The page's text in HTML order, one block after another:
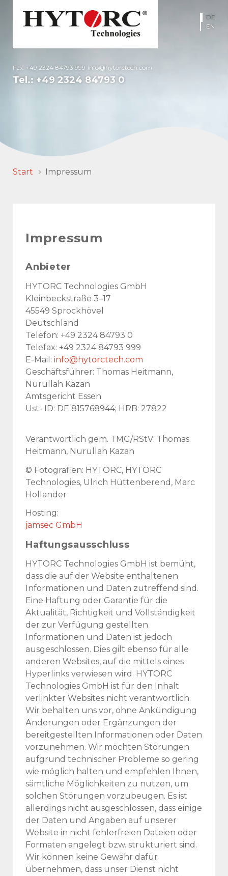
Fax: +49 2324 84793 999 info@hytorctech.com
Tel.: +49 2324 84793 0
DE
EN
Start Impressum
Impressum
Anbieter
HYTORC Technologies GmbH
Kleinbeckstraße 3–17
45549 Sprockhövel
Deutschland
Telefon: +49 2324 84793 0
Telefax: +49 2324 84793 999
E-Mail: info@hytorctech.com
Geschäftsführer: Thomas Heitmann,
Nurullah Kazan
Amtsgericht Essen
Ust- ID: DE 815768944; HRB: 27822
Verantwortlich gem. TMG/RStV: Thomas
Heitmann, Nurullah Kazan
© Fotografien: HYTORC, HYTORC
Technologies, Ulrich Hüttenberend, Marc
Hollander
Hosting:
jamsec GmbH
Haftungsausschluss
HYTORC Technologies GmbH ist bemüht,
dass die auf der Website enthaltenen
Informationen und Daten zutreffend sind.
Eine Haftung oder Garantie für die
Aktualität, Richtigkeit und Vollständigkeit
der zur Verfügung gestellten
Informationen und Daten ist jedoch
ausgeschlossen. Dies gilt ebenso für alle
anderen Websites, auf die mittels eines
Hyperlinks verwiesen wird. HYTORC
Technologies GmbH ist für den Inhalt
verlinkter Websites nicht verantwortlich.
Wir behalten uns vor, ohne Ankündigung
Änderungen oder Ergänzungen der
bereitgestellten Informationen oder Daten
vorzunehmen. Wir möchten Störungen
aufgrund technischer Probleme so gering
wie möglich halten und empfehlen Ihnen,
sämtliche Möglichkeiten zu nutzen, um
solchen Störungen vorzubeugen. Es ist
allerdings nicht ausgeschlossen, dass einige
der Daten und Angaben auf unserer
Website in nicht fehlerfreien Dateien oder
Formaten angelegt bzw. strukturiert sind.
Wir können keine Gewähr dafür
übernehmen, dass unser Dienst nicht